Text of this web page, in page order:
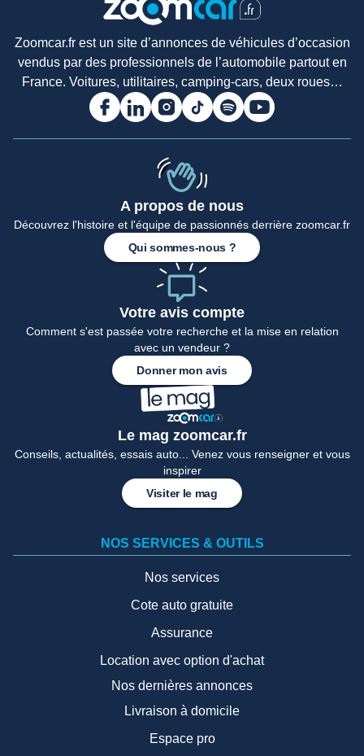
Accueil
Zoomcar.fr est un site d’annonces de véhicules d’occasion
vendus par des professionnels de l’automobile partout en
France. Voitures, utilitaires, camping-cars, deux roues…
A propos de nous
Découvrez l'histoire et l'équipe de passionnés derrière zoomcar.fr
Qui sommes-nous ?
Votre avis compte
Comment s'est passée votre recherche et la mise en relation
avec un vendeur ?
Donner mon avis
Le mag zoomcar.fr
Conseils, actualités, essais auto... Venez vous renseigner et vous
inspirer
Visiter le mag
NOS SERVICES & OUTILS
Nos services
Cote auto gratuite
Assurance
Location avec option d'achat
Nos dernières annonces
Livraison à domicile
Espace pro